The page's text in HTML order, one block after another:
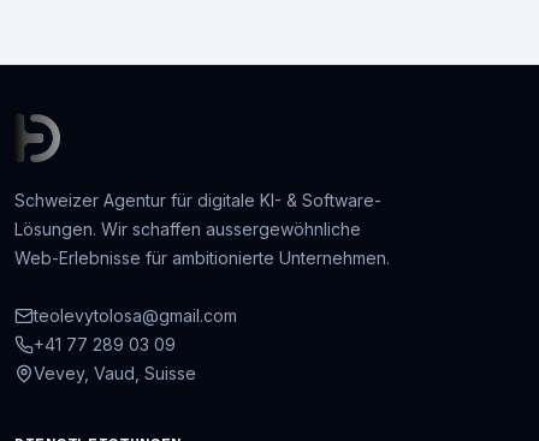
Schweizer Agentur für digitale KI- & Software-
Lösungen. Wir schaffen aussergewöhnliche
Web-Erlebnisse für ambitionierte Unternehmen.
teolevytolosa@gmail.com
+41 77 289 03 09
Vevey, Vaud, Suisse